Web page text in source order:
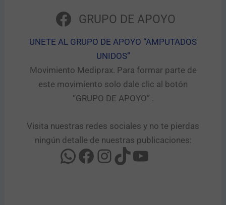
GRUPO DE APOYO
UNETE AL GRUPO DE APOYO “AMPUTADOS
UNIDOS”​
Movimiento Mediprax. Para formar parte de
este movimiento solo dale clic al botón
“GRUPO DE APOYO” .​
Visita nuestras redes sociales y no te pierdas
ningún detalle de nuestras publicaciones: